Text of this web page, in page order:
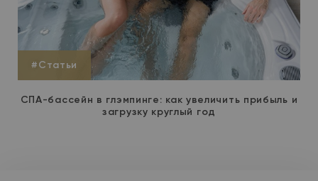
#Статьи
СПА-бассейн в глэмпинге: как увеличить прибыль и
загрузку круглый год